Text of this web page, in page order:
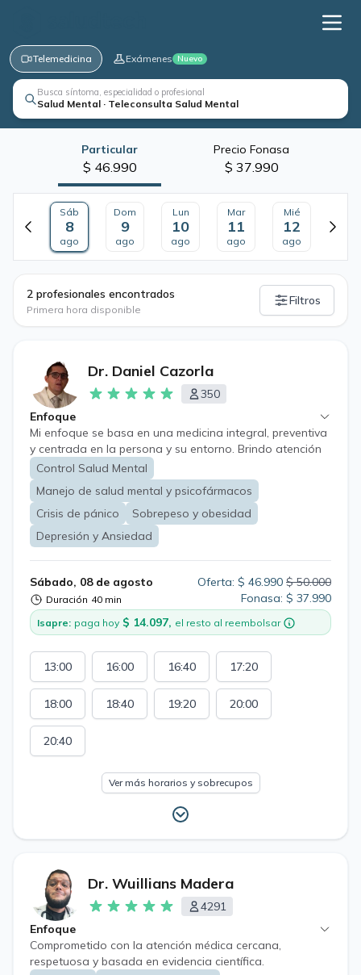
Telemedicina Exámenes Nuevo
Busca síntoma, especialidad o profesional
Salud Mental · Teleconsulta Salud Mental
Particular
$ 46.990
Precio Fonasa
$ 37.990
Sáb
8
ago
Dom
9
ago
Lun
10
ago
Mar
11
ago
Mié
12
ago
2 profesionales encontrados
Primera hora disponible
Filtros
Dr. Daniel Cazorla
350
Enfoque
Mi enfoque se basa en una medicina integral, preventiva
y centrada en la persona y su entorno. Brindo atención
a pacientes de todas las edades, desde niños hasta
adultos mayores, mediante una evaluación
individualizada que considera su estado de salud,
antecedentes, estilo de vida, contexto familiar y
objetivos personales. Mi práctica se enfoca
especialmente en la medicina general, la salud mental, la
obesidad y las alteraciones del peso, priorizando el
diagnóstico oportuno, tratamientos basados en
evidencia científica y planes terapéuticos
personalizados. Mi objetivo es acompañar a cada
paciente con una atención cercana, clara, promoviendo
vida. Salud Mental: evaluación, diagnóstico y
seguimiento de trastornos de ansiedad, depresión,
trastornos adaptativos, estrés, insomnio, síndrome de
burnout, duelo, crisis emocionales entre otras. Receta
Retenida Receta Cheque Licencia Medica Electronica
LME
Control Salud Mental
Manejo de salud mental y psicofármacos
Crisis de pánico
Sobrepeso y obesidad
Depresión y Ansiedad
Sábado, 08 de agosto
Duración 40 min
Oferta: $ 46.990 $ 50.000
Fonasa: $ 37.990
Isapre: paga hoy $ 14.097, el resto al reembolsar
13:00 16:00 16:40 17:20
18:00 18:40 19:20 20:00
20:40
Ver más horarios y sobrecupos
Dr. Wuillians Madera
4291
Enfoque
Comprometido con la atención médica cercana,
respetuosa y basada en evidencia científica.